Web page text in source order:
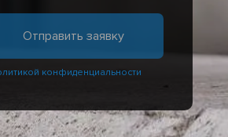
конфиденциальности